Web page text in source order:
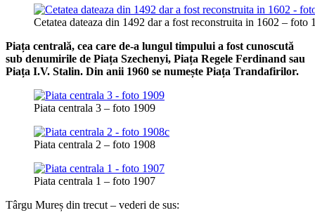
Cetatea dateaza din 1492 dar a fost reconstruita in 1602 – foto
Piața centrală, cea care de-a lungul timpului a fost cunoscută
sub denumirile de Piața Szechenyi, Piața Regele Ferdinand sau
Piața I.V. Stalin. Din anii 1960 se numește Piața Trandafirilor.
Piata centrala 3 – foto 1909
Piata centrala 2 – foto 1908
Piata centrala 1 – foto 1907
Târgu Mureș din trecut – vederi de sus: